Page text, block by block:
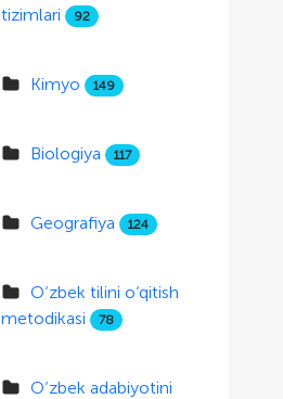
tizimlari
92
Kimyo 149
Biologiya 117
Geografiya 124
O‘zbek tilini o‘qitish
metodikasi
78
O‘zbek adabiyotini